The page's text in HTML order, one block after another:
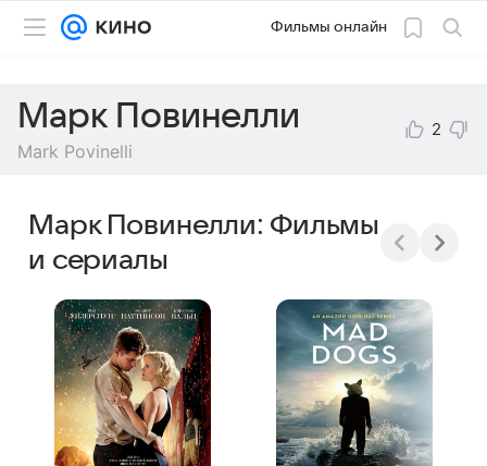
Фильмы онлайн
Марк Повинелли
Mark Povinelli
2
Марк Повинелли: Фильмы
и сериалы